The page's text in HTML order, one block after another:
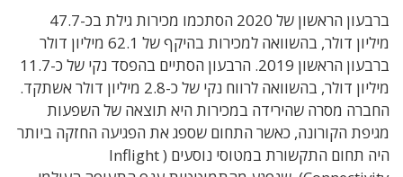
ברבעון הראשון של 2020 הסתכמו מכירות גילת בכ-47.7
מיליון דולר, בהשוואה למכירות בהיקף של 62.1 מיליון דולר
ברבעון הראשון 2019. הרבעון הסתיים בהפסד נקי של כ-11.7
מיליון דולר, בהשוואה לרווח נקי של כ-2.8 מיליון דולר אשתקד.
החברה מסרה שהירידה במכירות היא תוצאה של השפעות
מגיפת הקורונה, כאשר התחום שספג את הפגיעה החזקה ביותר
היה תחום התקשורת במטוסי נוסעים ( Inflight